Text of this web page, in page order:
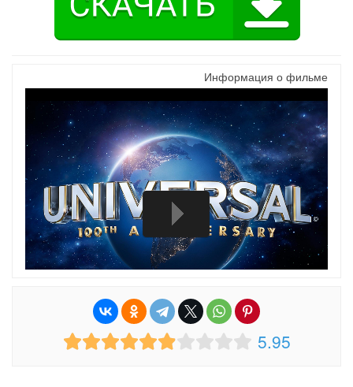
Информация о фильме
5.95